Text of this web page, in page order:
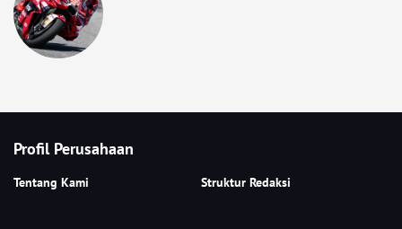
Profil Perusahaan
Tentang Kami Struktur Redaksi